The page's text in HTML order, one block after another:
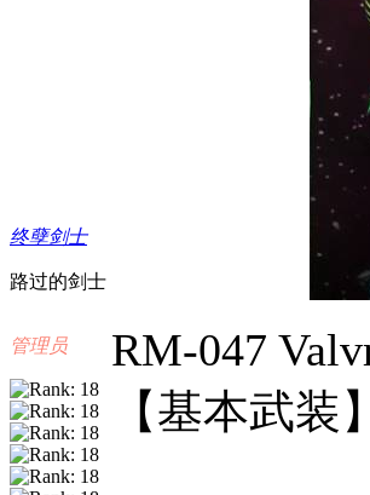
终孽剑士
路过的剑士
管理员 RM-047
【基本武装】